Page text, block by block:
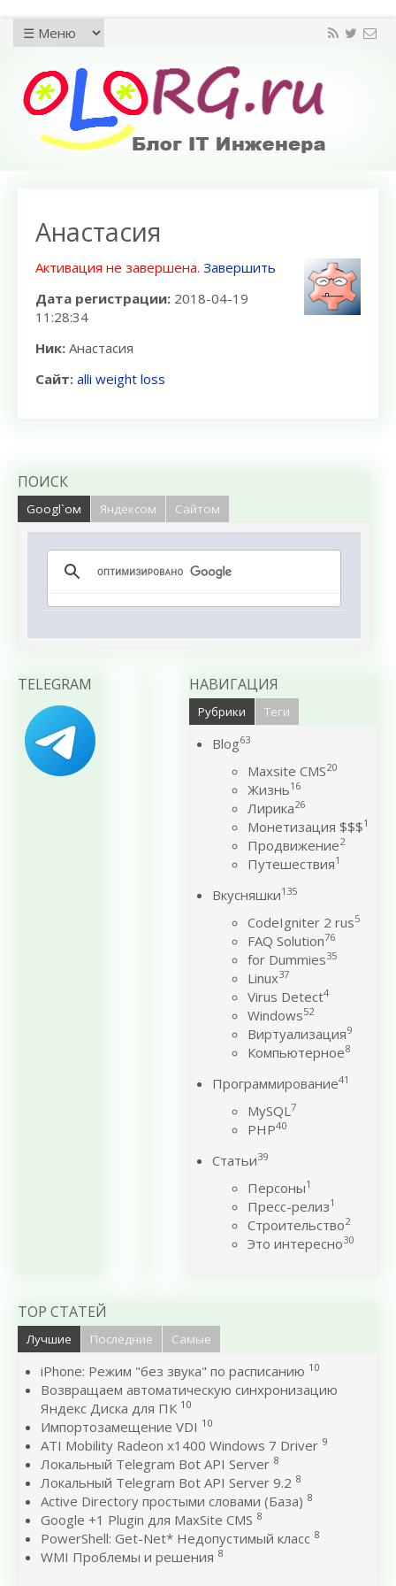
Анастасия
Активация не завершена. Завершить
Дата регистрации: 2018-04-19
11:28:34
Ник: Анастасия
Сайт: alli weight loss
ПОИСК
Googl`ом Яндексом Сайтом
TELEGRAM НАВИГАЦИЯ
Рубрики Теги
Blog63
Maxsite CMS20
Жизнь16
Лирика26
Монетизация $$$1
Продвижение2
Путешествия1
Вкусняшки135
CodeIgniter 2 rus5
FAQ Solution76
for Dummies35
Linux37
Virus Detect4
Windows52
Виртуализация9
Компьютерное8
Программирование41
MySQL7
PHP40
Статьи39
Персоны1
Пресс-релиз1
Строительство2
Это интересно30
TOP СТАТЕЙ
Лучшие Последние Самые
iPhone: Режим "без звука" по расписанию 10
Возвращаем автоматическую синхронизацию
Яндекс Диска для ПК 10
Импортозамещение VDI 10
ATI Mobility Radeon x1400 Windows 7 Driver 9
Локальный Telegram Bot API Server 8
Локальный Telegram Bot API Server 9.2 8
Active Directory простыми словами (База) 8
Google +1 Plugin для MaxSite CMS 8
PowerShell: Get-Net* Недопустимый класс 8
WMI Проблемы и решения 8